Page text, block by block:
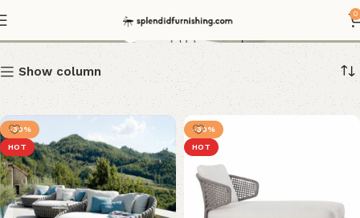
0
Gartenliege
Show column
-30%
HOT
-30%
HOT